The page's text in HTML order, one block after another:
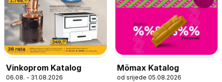
Vinkoprom Katalog
06.08. - 31.08.2026
Mömax Katalog
od srijede 05.08.2026